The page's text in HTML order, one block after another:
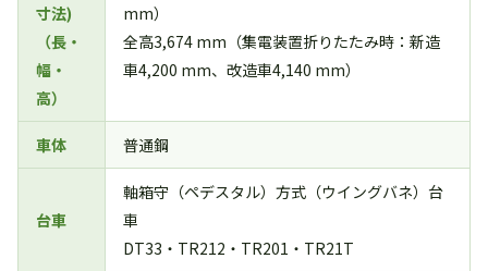
寸法)
（長・
幅・
高）
mm）
全高3,674 mm（集電装置折りたたみ時：新造
車4,200 mm、改造車4,140 mm）
車体 普通鋼
台車
軸箱守（ペデスタル）方式（ウイングバネ）台
車
DT33・TR212・TR201・TR21T